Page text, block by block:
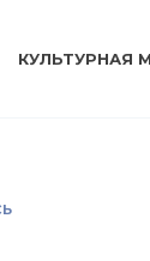
КУЛЬТУРНАЯ